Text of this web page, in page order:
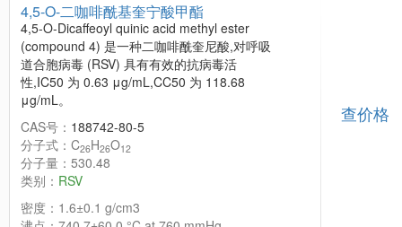
4,5-O-二咖啡酰基奎宁酸甲酯
4,5-O-Dicaffeoyl quinic acid methyl ester
(compound 4) 是一种二咖啡酰奎尼酸,对呼吸
道合胞病毒 (RSV) 具有有效的抗病毒活
性,IC50 为 0.63 μg/mL,CC50 为 118.68
μg/mL。
CAS号： 188742-80-5
分子式：C26H26O12
分子量：530.48
类别： RSV
密度：1.6±0.1 g/cm3
查价格